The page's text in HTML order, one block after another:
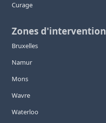
Curage
Zones d'intervention
Bruxelles
Namur
Mons
Wavre
Waterloo